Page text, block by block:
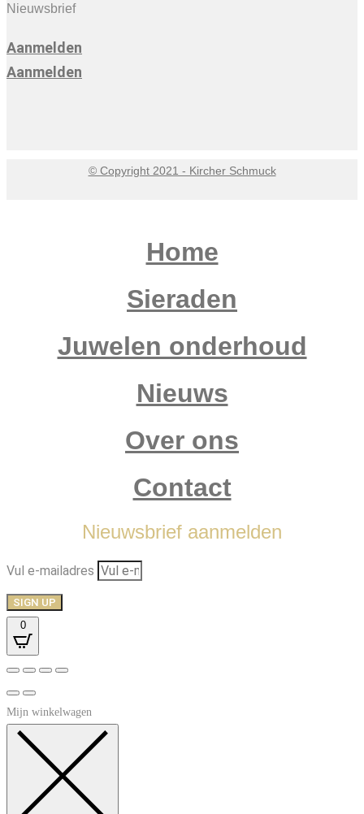
Nieuwsbrief
Aanmelden
Aanmelden
© Copyright 2021 - Kircher Schmuck
Home
Sieraden
Juwelen onderhoud
Nieuws
Over ons
Contact
Nieuwsbrief aanmelden
Vul e-mailadres
SIGN UP
0
Mijn winkelwagen